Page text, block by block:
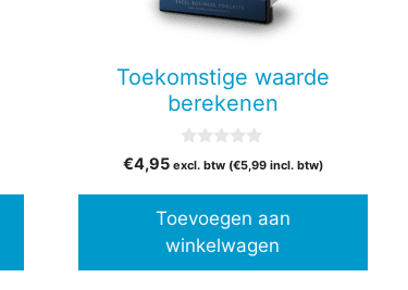
Toekomstige waarde
berekenen
v
5
€4,95 excl. btw (€5,99incl. btw)
Toevoegen aan
winkelwagen